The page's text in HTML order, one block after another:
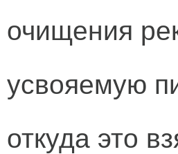
очищения
усвояемую
откуда это